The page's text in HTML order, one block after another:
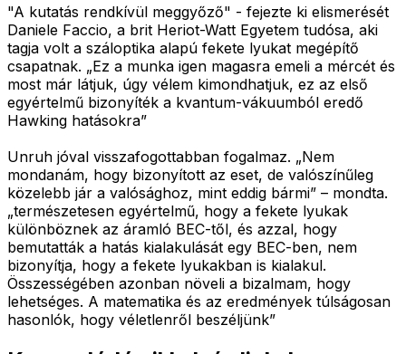
"A kutatás rendkívül meggyőző" - fejezte ki elismerését
Daniele Faccio, a brit Heriot-Watt Egyetem tudósa, aki
tagja volt a száloptika alapú fekete lyukat megépítő
csapatnak. „Ez a munka igen magasra emeli a mércét és
most már látjuk, úgy vélem kimondhatjuk, ez az első
egyértelmű bizonyíték a kvantum-vákuumból eredő
Hawking hatásokra”
Unruh jóval visszafogottabban fogalmaz. „Nem
mondanám, hogy bizonyított az eset, de valószínűleg
közelebb jár a valósághoz, mint eddig bármi” – mondta.
„természetesen egyértelmű, hogy a fekete lyukak
különböznek az áramló BEC-től, és azzal, hogy
bemutatták a hatás kialakulását egy BEC-ben, nem
bizonyítja, hogy a fekete lyukakban is kialakul.
Összességében azonban növeli a bizalmam, hogy
lehetséges. A matematika és az eredmények túlságosan
hasonlók, hogy véletlenről beszéljünk”